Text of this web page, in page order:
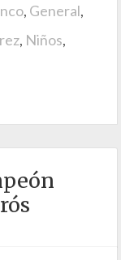
, General,
, Niños,